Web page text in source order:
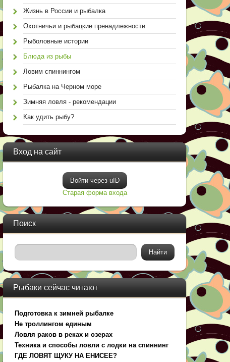
Жизнь в России и рыбалка
Охотничьи и рыбацкие пренадлежности
Рыболовные истории
Блюда из рыбы
Ловим спиннингом
Рыбалка на Черном море
Зимняя ловля - рекомендации
Как удить рыбу?
Вход на сайт
Войти через uID
Старая форма входа
Поиск
Рыбаки сейчас читают
Подготовка к зимней рыбалке
Не троллингом единым
Ловля раков в реках и озерах
Техника и способы ловли с лодки на спиннинг
ГДЕ ЛОВЯТ ЩУКУ НА ЕНИСЕЕ?